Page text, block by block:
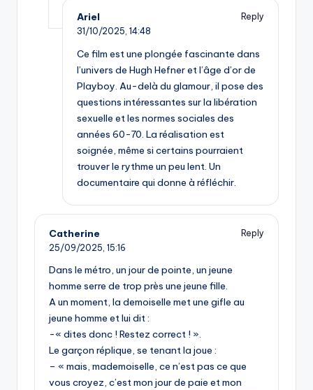
Ariel
Reply
31/10/2025, 14:48
Ce film est une plongée fascinante dans
l’univers de Hugh Hefner et l’âge d’or de
Playboy. Au-delà du glamour, il pose des
questions intéressantes sur la libération
sexuelle et les normes sociales des
années 60-70. La réalisation est
soignée, même si certains pourraient
trouver le rythme un peu lent. Un
documentaire qui donne à réfléchir.
Catherine
Reply
25/09/2025, 15:16
Dans le métro, un jour de pointe, un jeune
homme serre de trop près une jeune fille.
A un moment, la demoiselle met une gifle au
jeune homme et lui dit :
-« dites donc ! Restez correct ! ».
Le garçon réplique, se tenant la joue :
– « mais, mademoiselle, ce n’est pas ce que
vous croyez, c’est mon jour de paie et mon